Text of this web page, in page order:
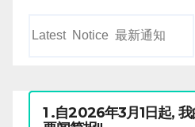
1 .自2026年3月1日起,